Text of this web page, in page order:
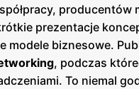
producentów
prezentacje
modele biznesowe.
, podczas
To niemal